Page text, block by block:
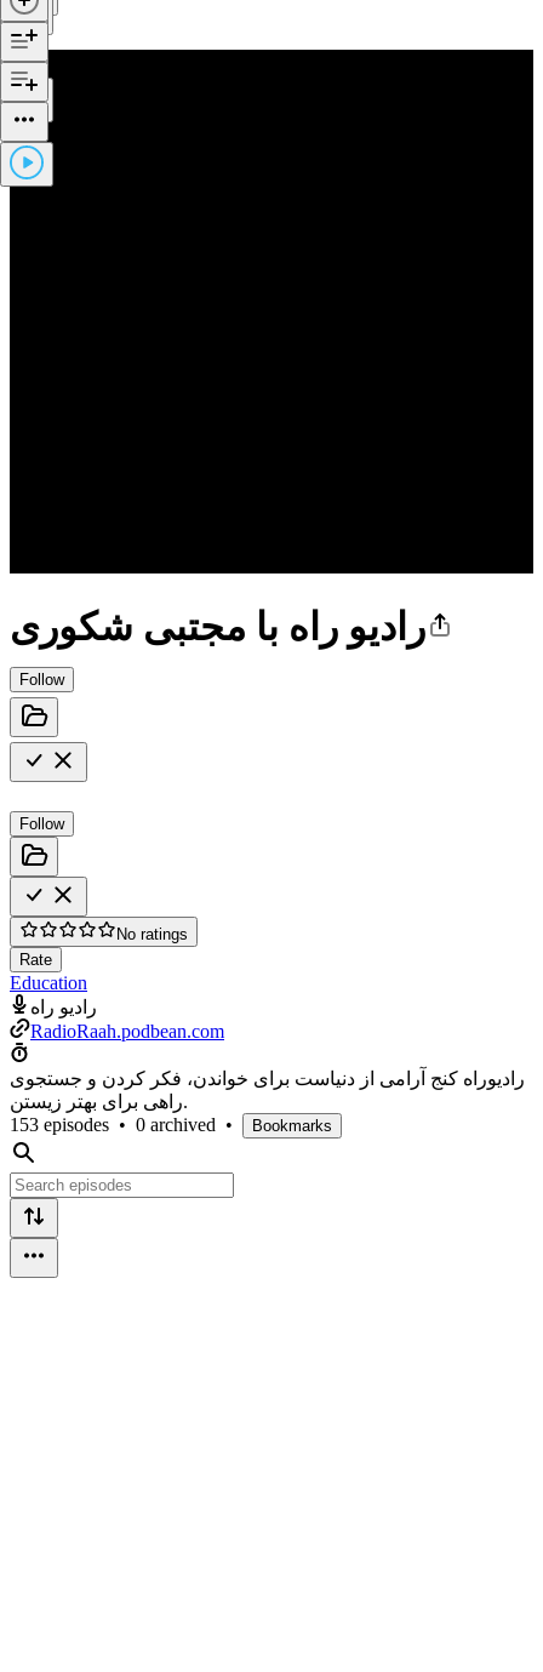
رادیو راه با مجتبی شکوری
Follow
Follow
No ratings
Rate
Education
رادیو راه
RadioRaah.podbean.com
رادیوراه کنج آرامی از دنیاست برای خواندن، فکر کردن و جستجوی
راهی برای بهتر زیستن.
153 episodes • 0 archived • Bookmarks